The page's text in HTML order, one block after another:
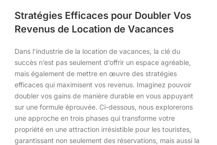
Stratégies Efficaces pour Doubler Vos
Revenus de Location de Vacances
Dans l’industrie de la location de vacances, la clé du
succès n’est pas seulement d’offrir un espace agréable,
mais également de mettre en œuvre des stratégies
efficaces qui maximisent vos revenus. Imaginez pouvoir
doubler vos gains de manière durable en vous appuyant
sur une formule éprouvée. Ci-dessous, nous explorerons
une approche en trois phases qui transforme votre
propriété en une attraction irrésistible pour les touristes,
garantissant non seulement des réservations, mais aussi la